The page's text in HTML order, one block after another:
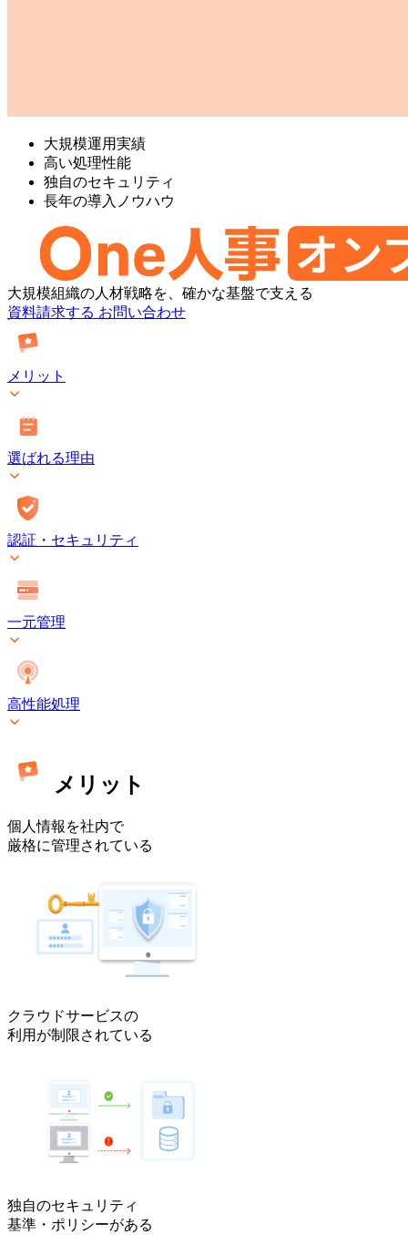
大規模運用実績
高い処理性能
独自のセキュリティ
長年の導入ノウハウ
One
人
[タ
ン
マ
ジ
メ
ン
ト・
オ
ン
レ
ス]
大規模組織の人材戦略を、確かな基盤で支える
資料請求する お問い合わせ
メリット
選ばれる理由
認証・セキュリティ
一元管理
高性能処理
メリット
個人情報を社内で
厳格に管理されている
クラウドサービスの
利用が制限されている
独自のセキュリティ
基準・ポリシーがある